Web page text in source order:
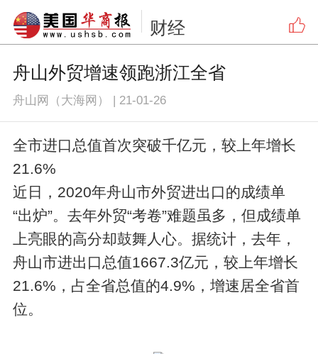
财经
舟山外贸增速领跑浙江全省
舟山网（大海网） | 21-01-26
全市进口总值首次突破千亿元，较上年增长
21.6%
近日，2020年舟山市外贸进出口的成绩单
“出炉”。去年外贸“考卷”难题虽多，但成绩单
上亮眼的高分却鼓舞人心。据统计，去年，
舟山市进出口总值1667.3亿元，较上年增长
21.6%，占全省总值的4.9%，增速居全省首
位。